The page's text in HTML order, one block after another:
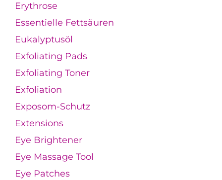
Erythrose
Essentielle Fettsäuren
Eukalyptusöl
Exfoliating Pads
Exfoliating Toner
Exfoliation
Exposom-Schutz
Extensions
Eye Brightener
Eye Massage Tool
Eye Patches